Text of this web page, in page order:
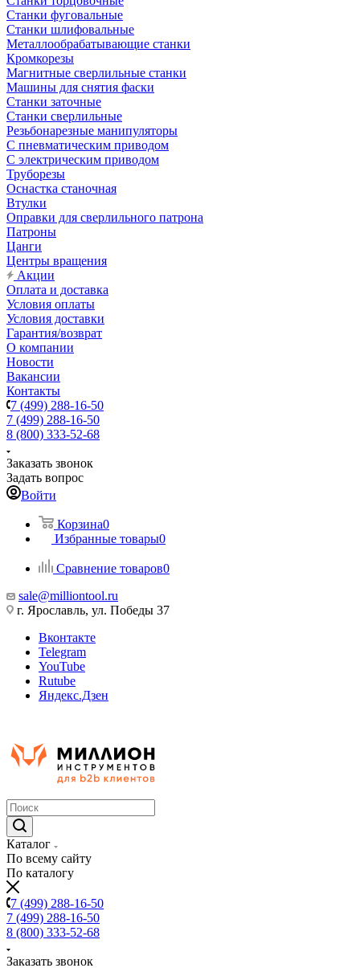
Станки фуговальные
Станки шлифовальные
Металлообрабатывающие станки
Кромкорезы
Магнитные сверлильные станки
Машины для снятия фаски
Станки заточные
Станки сверлильные
Резьбонарезные манипуляторы
С пневматическим приводом
С электрическим приводом
Труборезы
Оснастка станочная
Втулки
Оправки для сверлильного патрона
Патроны
Цанги
Центры вращения
Акции
Оплата и доставка
Условия оплаты
Условия доставки
Гарантия/возврат
О компании
Новости
Вакансии
Контакты
7 (499) 288-16-50
7 (499) 288-16-50
8 (800) 333-52-68
Заказать звонок
Задать вопрос
Войти
Корзина0
Избранные товары0
Сравнение товаров0
sale@milliontool.ru
г. Ярославль, ул. Победы 37
Вконтакте
Telegram
YouTube
Rutube
Яндекс.Дзен
Каталог
По всему сайту
По каталогу
7 (499) 288-16-50
7 (499) 288-16-50
8 (800) 333-52-68
Заказать звонок